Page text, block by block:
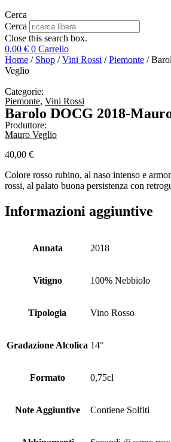
Cerca
Cerca
Close this search box.
0,00 € 0 Carrello
Home / Shop /Vini Rossi /Piemonte /
Veglio
Categorie:
Piemonte, Vini Rossi
Barolo DOCG 2018-
Produttore:
Mauro Veglio
40,00 €
Colore rosso rubino, al naso intenso e
rossi, al palato buona persistenza con
Informazioni aggiuntive
Annata 2018
Vitigno 100% Nebbiolo
Tipologia Vino Rosso
Gradazione Alcolica 14°
Formato 0,75cl
Note Aggiuntive Contiene Solfiti